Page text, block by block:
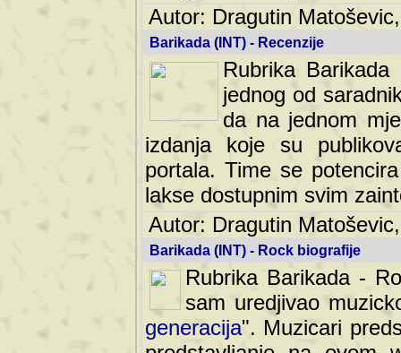
Autor: Dragutin
Barikada (INT) - Recenzije
Rubrika
jednog od
da na jednom
izdanja koje su
portala. Time se
lakse dostupnim svim
Autor: Dragutin
Barikada (INT) - Rock biografije
Rubrika Barikada -
sam uredjivao
generacija". Muzicari